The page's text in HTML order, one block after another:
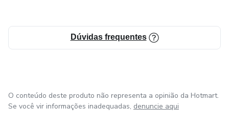
Dúvidas frequentes
O conteúdo deste produto não representa a opinião da Hotmart.
Se você vir informações inadequadas, denuncie aqui